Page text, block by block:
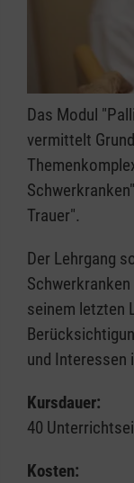
Das Modul
vermittelt
Trauer".
Der Lehrgang
seinem letzten
und Interessen
Kursdauer:
40
Kosten: